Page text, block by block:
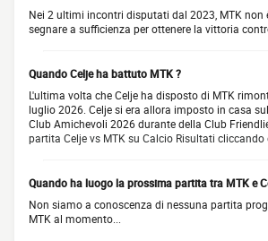
Nei 2 ultimi incontri disputati dal 2023, MTK non
segnare a sufficienza per ottenere la vittoria
Quando Celje ha battuto MTK ?
L'ultima volta che Celje ha disposto di MTK
luglio 2026. Celje si era allora imposto in casa
Club Amichevoli 2026 durante della Club
partita Celje vs MTK su Calcio Risultati cliccando
Quando ha luogo la prossima partita tra MTK e
Non siamo a conoscenza di nessuna partita
MTK al momento...